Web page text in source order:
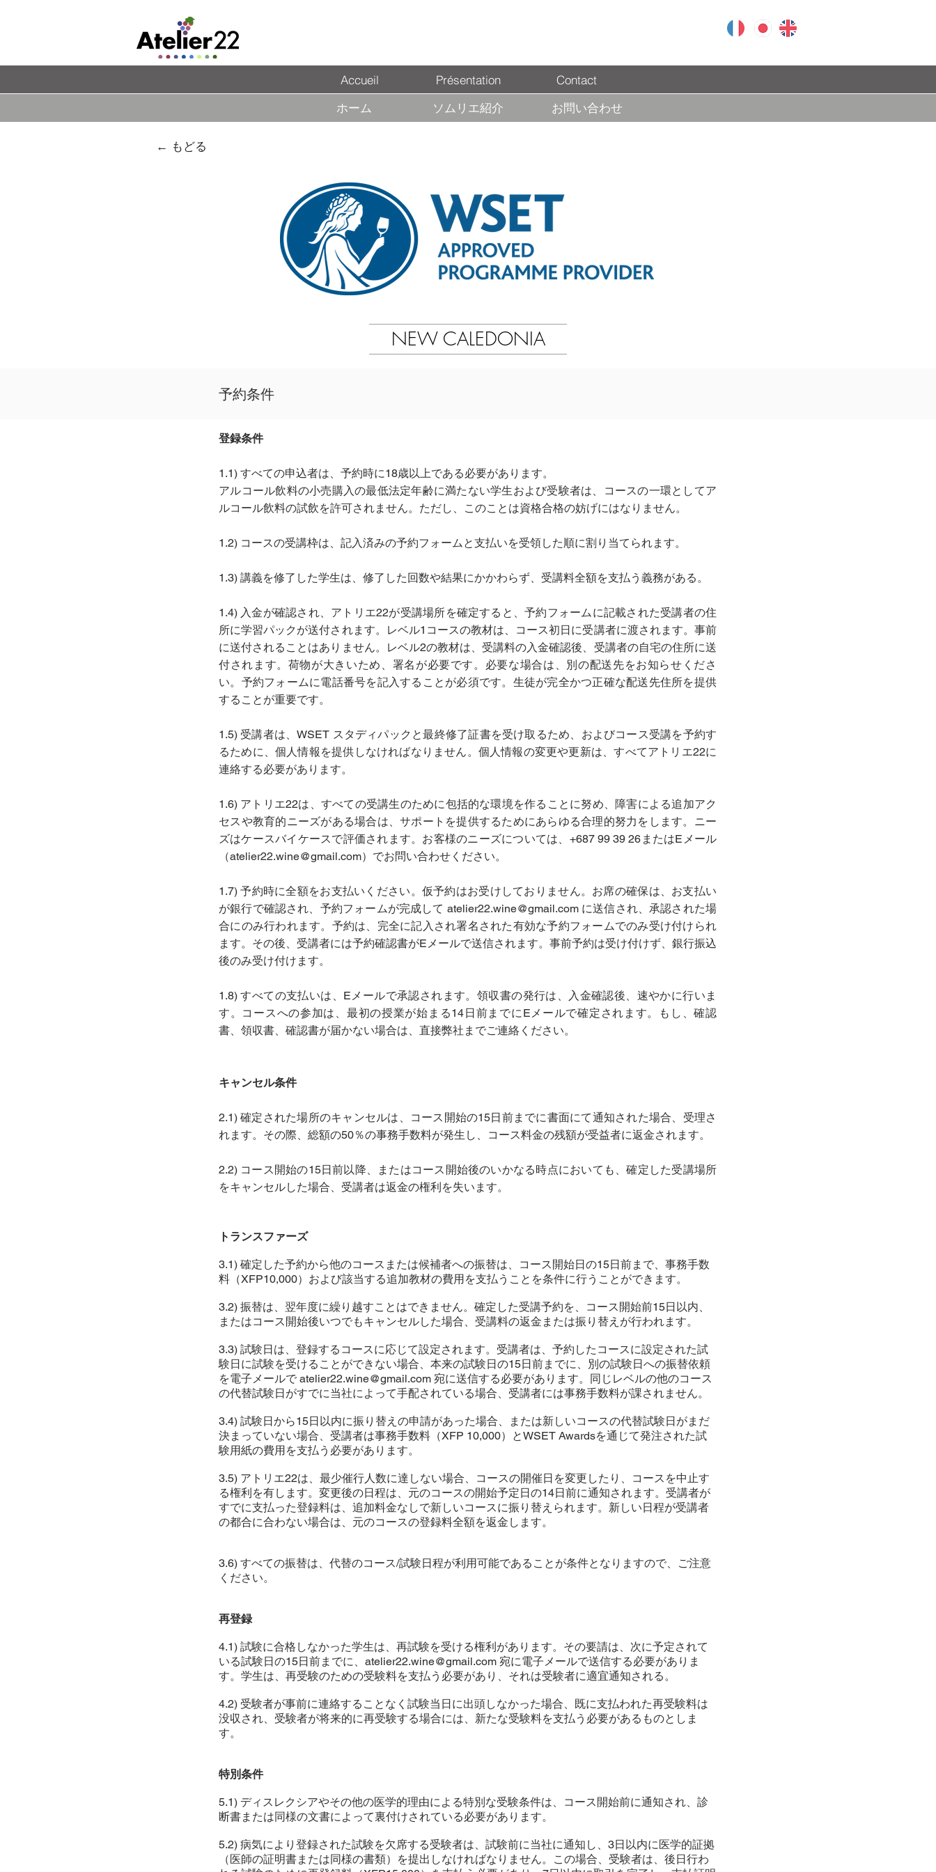
Accueil Présentation
Contact
ホーム
ソムリエ紹介 お問い合わせ
← もどる
NEW CALEDONIA
予約条件
登録条件
1.1) すべての申込者は、予約時に18歳以上である必要があります。
アルコール飲料の小売購入の最低法定年齢に満たない学生および受験者は、コースの一環としてア
ルコール飲料の試飲を許可されません。ただし、このことは資格合格の妨げにはなりません。
1.2) コースの受講枠は、記入済みの予約フォームと支払いを受領した順に割り当てられます。
1.3) 講義を修了した学生は、修了した回数や結果にかかわらず、受講料全額を支払う義務がある。
1.4) 入金が確認され、アトリエ22が受講場所を確定すると、予約フォームに記載された受講者の住
所に学習パックが送付されます。レベル1コースの教材は、コース初日に受講者に渡されます。事前
に送付されることはありません。レベル2の教材は、受講料の入金確認後、受講者の自宅の住所に送
付されます。荷物が大きいため、署名が必要です。必要な場合は、別の配送先をお知らせくださ
い。予約フォームに電話番号を記入することが必須です。生徒が完全かつ正確な配送先住所を提供
することが重要です。
1.5) 受講者は、WSET スタディパックと最終修了証書を受け取るため、およびコース受講を予約す
るために、個人情報を提供しなければなりません。個人情報の変更や更新は、すべてアトリエ22に
連絡する必要があります。
1.6) アトリエ22は、すべての受講生のために包括的な環境を作ることに努め、障害による追加アク
セスや教育的ニーズがある場合は、サポートを提供するためにあらゆる合理的努力をします。ニー
ズはケースバイケースで評価されます。お客様のニーズについては、+687 99 39 26またはEメール
（atelier22.wine@gmail.com）でお問い合わせください。
1.7) 予約時に全額をお支払いください。仮予約はお受けしておりません。お席の確保は、お支払い
が銀行で確認され、予約フォームが完成して atelier22.wine@gmail.com に送信され、承認された場
合にのみ行われます。予約は、完全に記入され署名された有効な予約フォームでのみ受け付けられ
ます。その後、受講者には予約確認書がEメールで送信されます。事前予約は受け付けず、銀行振込
後のみ受け付けます。
1.8) すべての支払いは、Eメールで承認されます。領収書の発行は、入金確認後、速やかに行いま
す。コースへの参加は、最初の授業が始まる14日前までにEメールで確定されます。もし、確認
書、領収書、確認書が届かない場合は、直接弊社までご連絡ください。
キャンセル条件
2.1) 確定された場所のキャンセルは、コース開始の15日前までに書面にて通知された場合、受理さ
れます。その際、総額の50％の事務手数料が発生し、コース料金の残額が受益者に返金されます。
2.2) コース開始の15日前以降、またはコース開始後のいかなる時点においても、確定した受講場所
をキャンセルした場合、受講者は返金の権利を失います。
トランスファーズ
3.1) 確定した予約から他のコースまたは候補者への振替は、コース開始日の15日前まで、事務手数
料（XFP10,000）および該当する追加教材の費用を支払うことを条件に行うことができます。
3.2) 振替は、翌年度に繰り越すことはできません。確定した受講予約を、コース開始前15日以内、
またはコース開始後いつでもキャンセルした場合、受講料の返金または振り替えが行われます。
3.3) 試験日は、登録するコースに応じて設定されます。受講者は、予約したコースに設定された試
験日に試験を受けることができない場合、本来の試験日の15日前までに、別の試験日への振替依頼
を電子メールで atelier22.wine@gmail.com 宛に送信する必要があります。同じレベルの他のコース
の代替試験日がすでに当社によって手配されている場合、受講者には事務手数料が課されません。
3.4) 試験日から15日以内に振り替えの申請があった場合、または新しいコースの代替試験日がまだ
決まっていない場合、受講者は事務手数料（XFP 10,000）とWSET Awardsを通じて発注された試
験用紙の費用を支払う必要があります。
3.5) アトリエ22は、最少催行人数に達しない場合、コースの開催日を変更したり、コースを中止す
る権利を有します。変更後の日程は、元のコースの開始予定日の14日前に通知されます。受講者が
すでに支払った登録料は、追加料金なしで新しいコースに振り替えられます。新しい日程が受講者
の都合に合わない場合は、元のコースの登録料全額を返金します。
3.6) すべての振替は、代替のコース/試験日程が利用可能であることが条件となりますので、ご注意
ください。
再登録
4.1) 試験に合格しなかった学生は、再試験を受ける権利があります。その要請は、次に予定されて
いる試験日の15日前までに、atelier22.wine@gmail.com 宛に電子メールで送信する必要がありま
す。学生は、再受験のための受験料を支払う必要があり、それは受験者に適宜通知される。
4.2) 受験者が事前に連絡することなく試験当日に出頭しなかった場合、既に支払われた再受験料は
没収され、受験者が将来的に再受験する場合には、新たな受験料を支払う必要があるものとしま
す。
特別条件
5.1) ディスレクシアやその他の医学的理由による特別な受験条件は、コース開始前に通知され、診
断書または同様の文書によって裏付けされている必要があります。
5.2) 病気により登録された試験を欠席する受験者は、試験前に当社に通知し、3日以内に医学的証拠
（医師の証明書または同様の書類）を提出しなければなりません。この場合、受験者は、後日行わ